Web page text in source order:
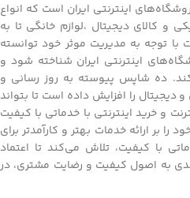
اینترنتی ایران است که انواع
و کالای دیجیتال ،لوازم خانگی تا به
توجه به مدیریت موثر خود توانسته
اینترنتی ایران شناخته شود و
ده شاپس پیوسته به روز رسانی و
را افزایش داده است تا بتواند
و خرید اینترنتی با خدماتی با کیفیت
بر ارائه خدمات بهتر و کارآمدتر برای
با کیفیت، تلاش می‌کند تا اعتماد
به اصول کیفیت و رضایت مشتری، در